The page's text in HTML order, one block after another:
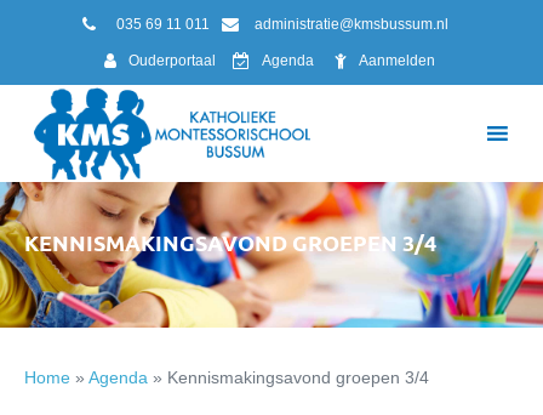
035 69 11 011 administratie@kmsbussum.nl
Ouderportaal Agenda Aanmelden
KENNISMAKINGSAVOND GROEPEN 3/4
Home » Agenda » Kennismakingsavond groepen 3/4